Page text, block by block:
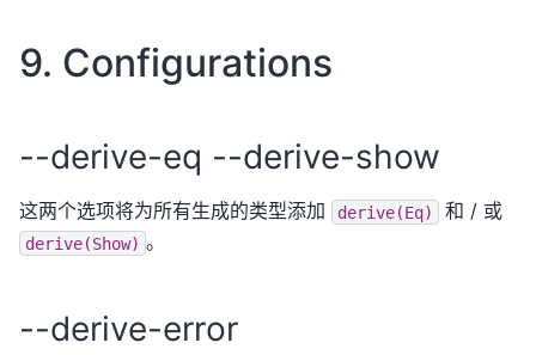
9. Configurations
--derive-eq --derive-show
这两个选项将为所有生成的类型添加 derive(Eq) 和 / 或
derive(Show) 。
--derive-error